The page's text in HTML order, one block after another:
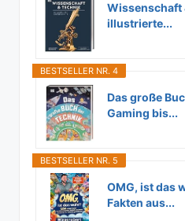
Wissenschaft
illustrierte...
BESTSELLER NR. 4
Das große
Gaming bis...
BESTSELLER NR. 5
OMG, ist das
Fakten aus...